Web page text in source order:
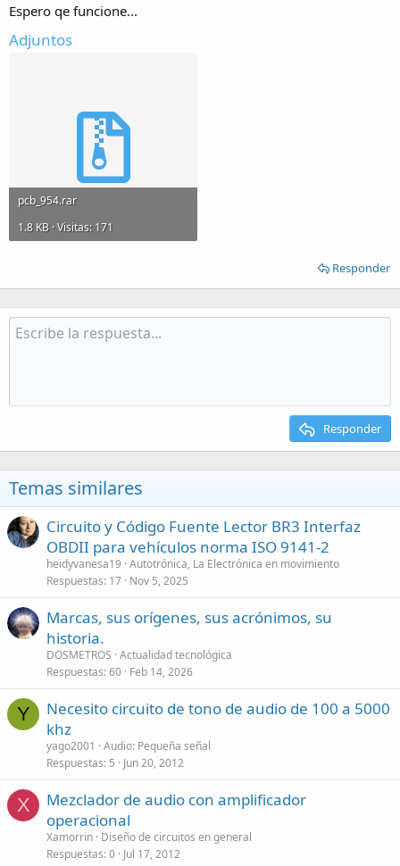
Espero qe funcione...
Adjuntos
pcb_954.rar
1.8 KB · Visitas: 171
Responder
Responder
Temas similares
Circuito y Código Fuente Lector BR3 Interfaz
OBDII para vehículos norma ISO 9141-2
heidyvanesa19 Autotrónica, La Electrónica en movimiento
Respuestas 17 Nov 5, 2025
Marcas, sus orígenes, sus acrónimos, su
historia.
DOSMETROS Actualidad tecnológica
Respuestas 60 Feb 14, 2026
Y
Necesito circuito de tono de audio de 100 a 5000
khz
yago2001
Audio: Pequeña señal
Respuestas 5 Jun 20, 2012
X
Mezclador de audio con amplificador
operacional
Xamorrin Diseño de circuitos en general
Respuestas 0 Jul 17, 2012